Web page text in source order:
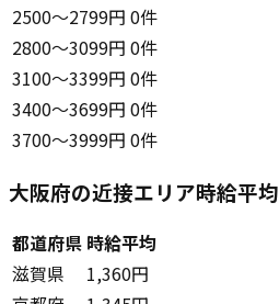
2500〜2799円 0件
2800〜3099円 0件
3100〜3399円 0件
3400〜3699円 0件
3700〜3999円 0件
大阪府の近接エリア時給平均
都道府県 時給平均
滋賀県
1,360円